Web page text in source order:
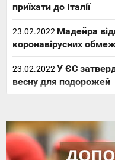
приїхати до Італії
23.02.2022 Мадейра
коронавірусних
23.02.2022 У ЄС
весну для подорожей